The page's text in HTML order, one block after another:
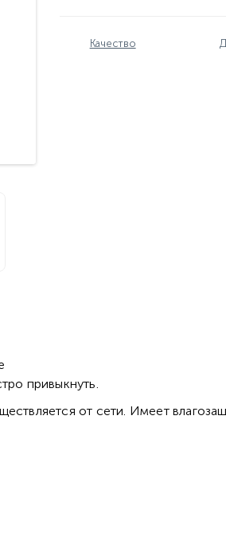
Качество
привыкнуть.
от сети. Имеет